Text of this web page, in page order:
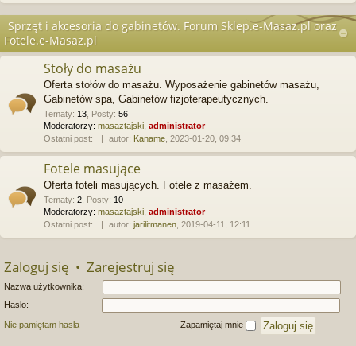
Sprzęt i akcesoria do gabinetów. Forum Sklep.e-Masaz.pl oraz
Fotele.e-Masaz.pl
Stoły do masażu
Oferta stołów do masażu. Wyposażenie gabinetów masażu,
Gabinetów spa, Gabinetów fizjoterapeutycznych.
Tematy: 13 Posty: 56
Moderatorzy: masaztajski administrator
Ostatni post:
autor: Kaname , 2023-01-20, 09:34
Fotele masujące
Oferta foteli masujących. Fotele z masażem.
Tematy: 2 Posty: 10
Moderatorzy: masaztajski administrator
Ostatni post:
autor: jarilitmanen , 2019-04-11, 12:11
Zaloguj się • Zarejestruj się
Nazwa użytkownika:
Hasło:
Nie pamiętam hasła Zapamiętaj mnie